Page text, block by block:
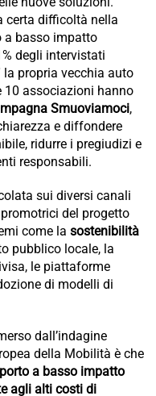
certa difficoltà nella
a basso impatto
degli intervistati
propria vecchia auto
10 associazioni hanno
Smuoviamoci,
e diffondere
ridurre i pregiudizi e
responsabili.
sui diversi canali
del progetto
come la sostenibilità
pubblico locale, la
le piattaforme
di modelli di
dall’indagine
della Mobilità è che
a basso impatto
agli alti costi di